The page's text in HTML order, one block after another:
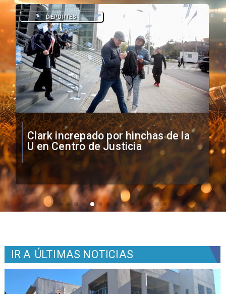
Vozinha firma contrato con Colo
Colo como nuevo arquero
DEPORTES
IR A ÚLTIMAS NOTICIAS